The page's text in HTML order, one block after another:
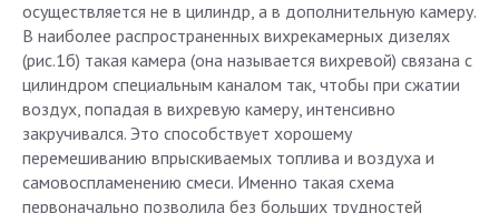
осуществляется не в цилиндр, а в дополнительную камеру.
В наиболее распространенных вихрекамерных дизелях
(рис.1б) такая камера (она называется вихревой) связана с
цилиндром специальным каналом так, чтобы при сжатии
воздух, попадая в вихревую камеру, интенсивно
закручивался. Это способствует хорошему
перемешиванию впрыскиваемых топлива и воздуха и
самовоспламенению смеси. Именно такая схема
первоначально позволила без больших трудностей